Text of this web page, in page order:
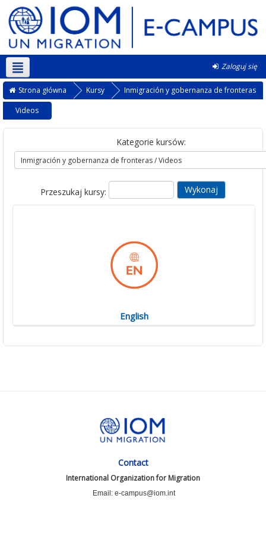
Zaloguj się
Polski ‎(pl)‎
Strona główna Kursy
Inmigración y gobernanza de fronteras
Videos
Kategorie kursów:
Przeszukaj kursy:
English
Contact
International Organization for Migration
Email: e-campus@iom.int